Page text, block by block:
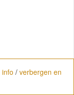
info / verbergen en